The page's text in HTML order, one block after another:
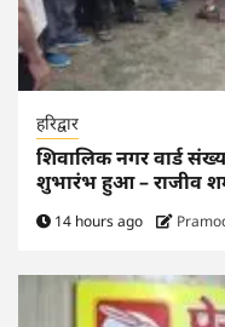
हरिद्वार
शिवालिक नगर वार्ड
शुभारंभ हुआ – राजीव
14 hours ago